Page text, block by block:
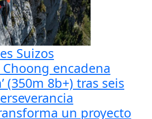
Suizos
encadena
(350m 8b+) tras seis
un proyecto